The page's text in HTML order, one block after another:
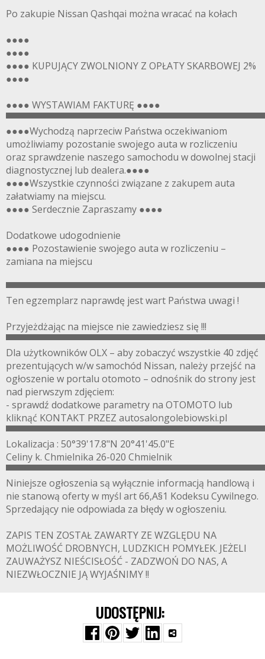
Po zakupie Nissan Qashqai można wracać na kołach
●●●●
●●●●
●●●● KUPUJĄCY ZWOLNIONY Z OPŁATY SKARBOWEJ 2%
●●●●
●●●● WYSTAWIAM FAKTURĘ ●●●●
●●●●Wychodzą naprzeciw Państwa oczekiwaniom
umożliwiamy pozostanie swojego auta w rozliczeniu
oraz sprawdzenie naszego samochodu w dowolnej stacji
diagnostycznej lub dealera.●●●●
●●●●Wszystkie czynności związane z zakupem auta
załatwiamy na miejscu.
●●●● Serdecznie Zapraszamy ●●●●
Dodatkowe udogodnienie
●●●● Pozostawienie swojego auta w rozliczeniu –
zamiana na miejscu
Ten egzemplarz naprawdę jest wart Państwa uwagi !
Przyjeżdżając na miejsce nie zawiedziesz się !!!
Dla użytkowników OLX – aby zobaczyć wszystkie 40 zdjęć
prezentujących w/w samochód Nissan, należy przejść na
ogłoszenie w portalu otomoto – odnośnik do strony jest
nad pierwszym zdjęciem:
- sprawdź dodatkowe parametry na OTOMOTO lub
kliknąć KONTAKT PRZEZ autosalongolebiowski.pl
Lokalizacja : 50°39'17.8"N 20°41'45.0"E
Celiny k. Chmielnika 26-020 Chmielnik
Niniejsze ogłoszenia są wyłącznie informacją handlową i
nie stanową oferty w myśl art 66,A§1 Kodeksu Cywilnego.
Sprzedający nie odpowiada za błędy w ogłoszeniu.
ZAPIS TEN ZOSTAŁ ZAWARTY ZE WZGLĘDU NA
MOŻLIWOŚĆ DROBNYCH, LUDZKICH POMYŁEK. JEŻELI
ZAUWAŻYSZ NIEŚCISŁOŚĆ - ZADZWOŃ DO NAS, A
NIEZWŁOCZNIE JĄ WYJAŚNIMY !!
UDOSTĘPNIJ: